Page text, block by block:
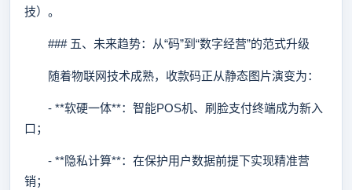
技）。
### 五、未来趋势：从“码”到“数字经营”的范式升级
随着物联网技术成熟，收款码正从静态图片演变为：
- **软硬一体**：智能POS机、刷脸支付终端成为新入
口；
- **隐私计算**：在保护用户数据前提下实现精准营
销；